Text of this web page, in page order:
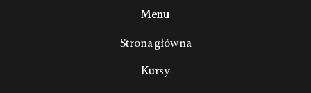
Menu
Strona główna
Kursy